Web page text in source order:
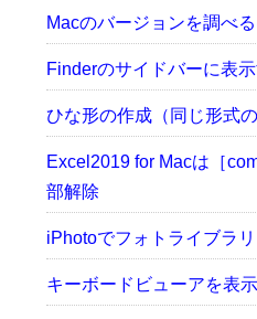
Macのバージョンを調べ
Finderのサイドバーに表
ひな形の作成（同じ形式
Excel2019 for Macは［
部解除
iPhotoでフォトライブラ
キーボードビューアを表